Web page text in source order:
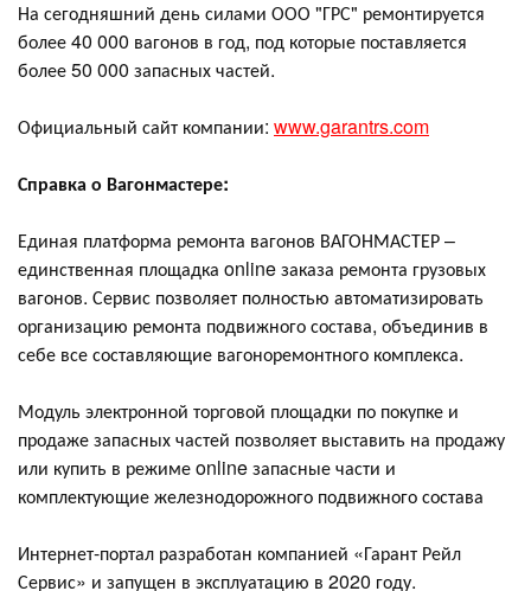
На сегодняшний день силами ООО "ГРС" ремонтируется
более 40 000 вагонов в год, под которые поставляется
более 50 000 запасных частей.
Официальный сайт компании: www.garantrs.com
Справка о Вагонмастере:
Единая платформа ремонта вагонов ВАГОНМАСТЕР –
единственная площадка online заказа ремонта грузовых
вагонов. Сервис позволяет полностью автоматизировать
организацию ремонта подвижного состава, объединив в
себе все составляющие вагоноремонтного комплекса.
Модуль электронной торговой площадки по покупке и
продаже запасных частей позволяет выставить на продажу
или купить в режиме online запасные части и
комплектующие железнодорожного подвижного состава
Интернет-портал разработан компанией «Гарант Рейл
Сервис» и запущен в эксплуатацию в 2020 году.